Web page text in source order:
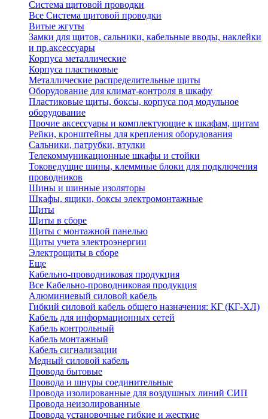
Система щитовой проводки
Все Система щитовой проводки
Витые жгуты
Замки для щитов, сальники, кабельные вводы, наклейки
и пр.аксессуары
Корпуса металлические
Корпуса пластиковые
Металлические распределительные щиты
Оборудование для климат-контроля в шкафу
Пластиковые щиты, боксы, корпуса под модульное
оборудование
Прочие аксессуары и комплектующие к шкафам, щитам
Рейки, кронштейны для крепления оборудования
Сальники, патрубки, втулки
Телекоммуникационные шкафы и стойки
Токоведущие шины, клеммные блоки для подключения
проводников
Шины и шинные изоляторы
Шкафы, ящики, боксы электромонтажные
Щиты
Щиты в сборе
Щиты с монтажной панелью
Щиты учета электроэнергии
Электрощиты в сборе
Еще
Кабельно-проводниковая продукция
Все Кабельно-проводниковая продукция
Алюминиевый силовой кабель
Гибкий силовой кабель общего назначения: КГ (КГ-ХЛ)
Кабель для информационных сетей
Кабель контрольный
Кабель монтажный
Кабель сигнализации
Медный силовой кабель
Провода бытовые
Провода и шнуры соединительные
Провода изолированные для воздушных линий СИП
Провода неизолированные
Провода установочные гибкие и жесткие